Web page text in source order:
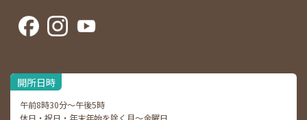
開所日時
午前8時30分～午後5時